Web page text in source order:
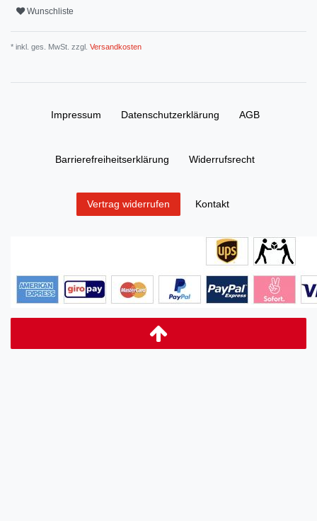
Wunschliste
* inkl. ges. MwSt. zzgl. Versandkosten
Impressum Daten­schutz­erklärung AGB
Barrierefreiheitserklärung Widerrufs­recht
Vertrag widerrufen Kontakt